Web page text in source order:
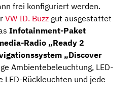
frei konfiguriert werden.
VW ID. Buzz gut ausgestattet
Infotainment-Paket
Radio „Ready 2
„Discover
Ambientebeleuchtung, LED-
LED-Rückleuchten und jede